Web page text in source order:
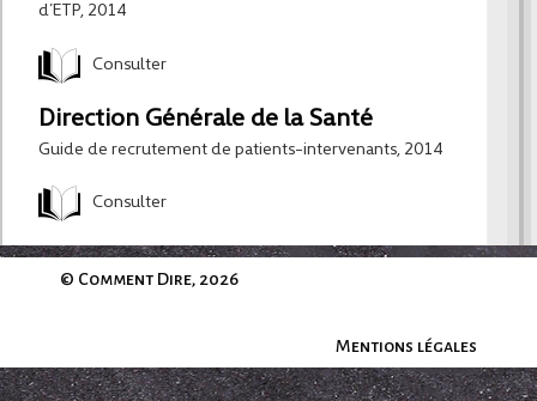
d’ETP, 2014
Consulter
Direction Générale de la Santé
Guide de recrutement de patients-intervenants, 2014
Consulter
© Comment Dire, 2026
Mentions légales